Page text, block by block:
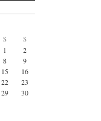
S S
1
2
8
9
15
16
22
23
29
30